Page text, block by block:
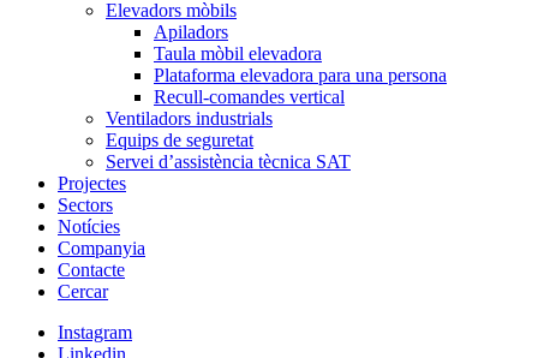
Elevadors mòbils
Apiladors
Taula mòbil elevadora
Plataforma elevadora para una persona
Recull-comandes vertical
Ventiladors industrials
Equips de seguretat
Servei d’assistència tècnica SAT
Projectes
Sectors
Notícies
Companyia
Contacte
Cercar
Instagram